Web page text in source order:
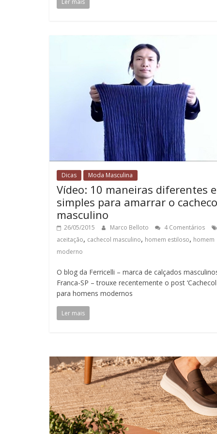
Ler mais
Dicas Moda Masculina
Vídeo: 10 maneiras diferentes e
simples para amarrar o
masculino
26/05/2015 Marco Belloto
4 Comentários
aceitação, cachecol masculino, homem estiloso, homem
moderno
O blog da Ferricelli – marca de calçados
Franca-SP – trouxe recentemente o post ‘Cachecol
para homens modernos
Ler mais